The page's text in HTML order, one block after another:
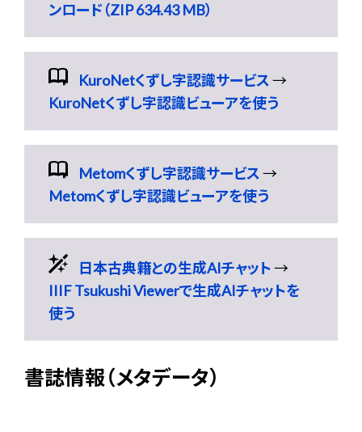
ンロード（ZIP 634.43 MB）
KuroNetくずし字認識サービス→
KuroNetくずし字認識ビューアを使う
Metomくずし字認識サービス→
Metomくずし字認識ビューアを使う
日本古典籍との生成AIチャット→
IIIF Tsukushi Viewerで生成AIチャットを
使う
書誌情報（メタデータ）